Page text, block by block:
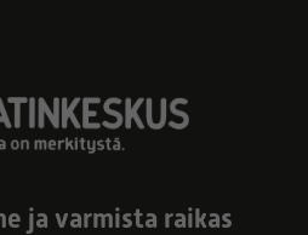
ja varmista raikas